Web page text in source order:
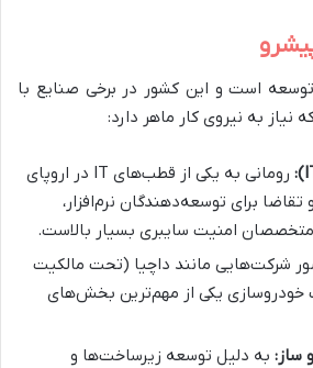
است و این کشور در برخی صنایع با
نیاز به نیروی کار ماهر دارد:
رومانی به یکی از قطب‌های IT در اروپای
برای توسعه‌دهندگان نرم‌افزار،
امنیت سایبری بسیار بالاست.
شرکت‌هایی مانند داچیا (تحت مالکیت
خودروسازی یکی از مهم‌ترین بخش‌های
ساز: به دلیل توسعه زیرساخت‌ها و